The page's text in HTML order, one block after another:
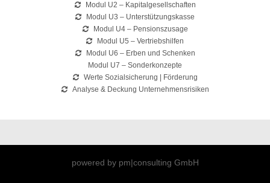
Modul U2 – Kapitalgesellschaften
Modul U3 – Unterstützungskasse
Modul U4 – Pensionszusage
Modul U5 – Vertriebshilfen
Modul U6 – Erben und Schenken
Modul U7 – Sonderkonzepte
Werte Sozialsicherung | Förderung
Analyse & Deckung Unternehmensrisiken
powered by pm|consulting GmbH